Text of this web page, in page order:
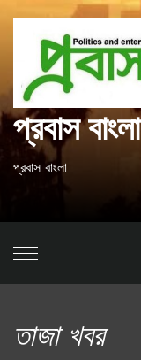
content
প্রবাস বাংলা
প্রবাস বাংলা
তাজা খবর